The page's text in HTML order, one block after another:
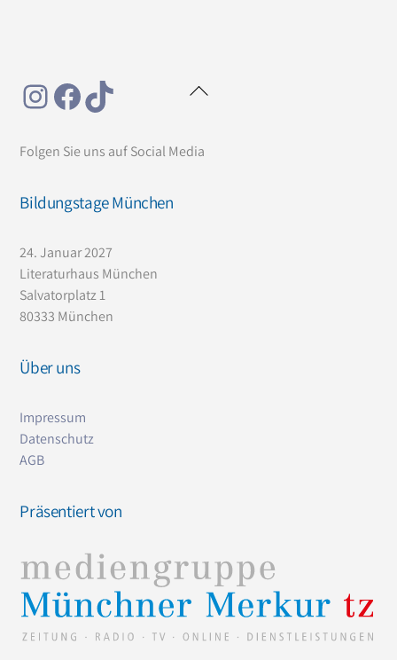
Back
Instagram
Facebook
TikTok
Folgen Sie uns auf Social Media
Bildungstage München
24. Januar 2027
Literaturhaus München
Salvatorplatz 1
80333 München
Über uns
Impressum
Datenschutz
AGB
Präsentiert von